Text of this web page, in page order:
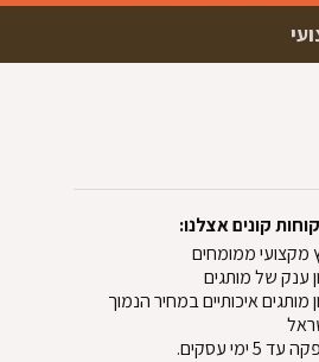
קונים אצלנו:
מקצועי ממומחים
ענק של מותגים
מותגים איכותיים במחיר הנמוך
5 ימי עסקים.